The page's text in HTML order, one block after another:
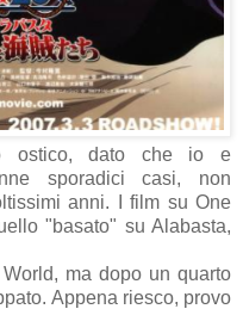
ostico, dato che io e
sporadici casi, non
anni. I film su One
"basato" su Alabasta,
ma dopo un quarto
Appena riesco, provo